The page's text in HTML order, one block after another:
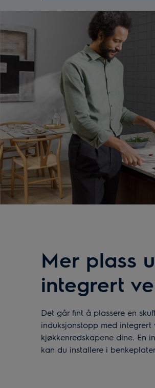
Mer plass
integrert
Det går fint å plassere en
induksjonstopp med
kjøkkenredskapene dine. En
kan du installere i